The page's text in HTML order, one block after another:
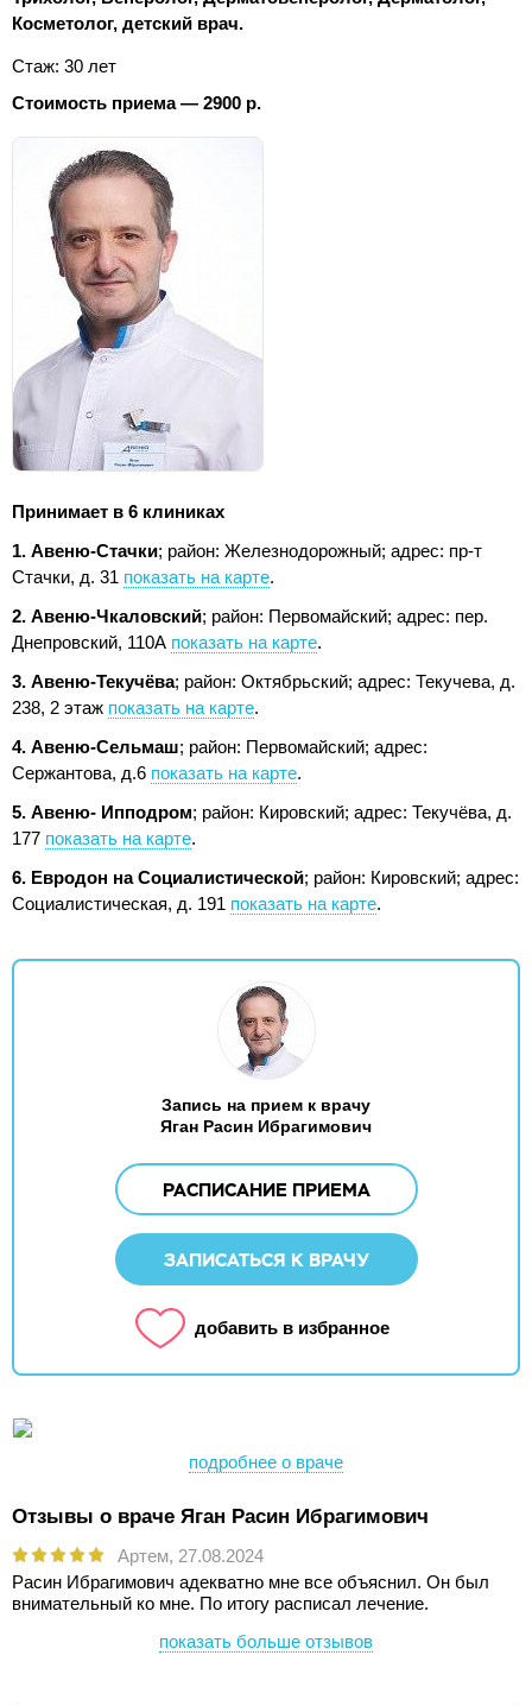
Косметолог, детский врач.
Стаж: 30 лет
Стоимость приема — 2900 р.
Принимает в 6 клиниках
1. Авеню-Стачки; район: Железнодорожный; адрес: пр-т
Стачки, д. 31 показать на карте.
2. Авеню-Чкаловский; район: Первомайский; адрес: пер.
Днепровский, 110А показать на карте.
3. Авеню-Текучёва; район: Октябрьский; адрес: Текучева, д.
238, 2 этаж показать на карте.
4. Авеню-Сельмаш; район: Первомайский; адрес:
Сержантова, д.6 показать на карте.
5. Авеню- Ипподром; район: Кировский; адрес: Текучёва, д.
177 показать на карте.
6. Евродон на Социалистической; район: Кировский; адрес:
Социалистическая, д. 191 показать на карте.
Запись на прием к врачу
Яган Расин Ибрагимович
РАСПИСАНИЕ ПРИЕМА
ЗАПИСАТЬСЯ К ВРАЧУ
добавить в избранное
подробнее о враче
Отзывы о враче Яган Расин Ибрагимович
Артем, 27.08.2024
Расин Ибрагимович адекватно мне все объяснил. Он был
внимательный ко мне. По итогу расписал лечение.
показать больше отзывов